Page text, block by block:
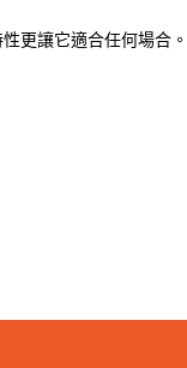
更讓它適合任何場合。